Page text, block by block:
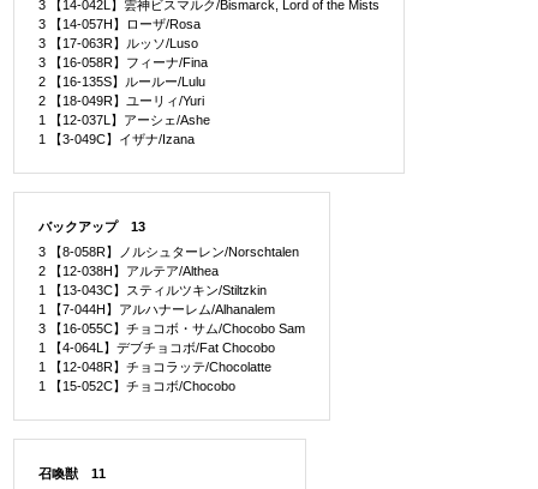
3 【14-042L】雲神ビスマルク/Bismarck, Lord of the Mists
3 【14-057H】ローザ/Rosa
3 【17-063R】ルッソ/Luso
3 【16-058R】フィーナ/Fina
2 【16-135S】ルールー/Lulu
2 【18-049R】ユーリィ/Yuri
1 【12-037L】アーシェ/Ashe
1 【3-049C】イザナ/Izana
バックアップ 13
3 【8-058R】ノルシュターレン/Norschtalen
2 【12-038H】アルテア/Althea
1 【13-043C】スティルツキン/Stiltzkin
1 【7-044H】アルハナーレム/Alhanalem
3 【16-055C】チョコボ・サム/Chocobo Sam
1 【4-064L】デブチョコボ/Fat Chocobo
1 【12-048R】チョコラッテ/Chocolatte
1 【15-052C】チョコボ/Chocobo
召喚獣 11